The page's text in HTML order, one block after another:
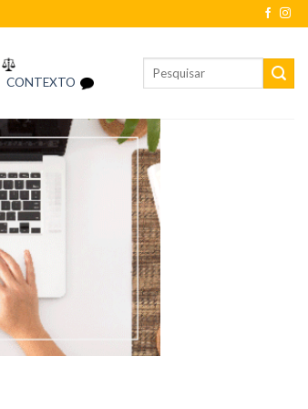
CONTEXTO